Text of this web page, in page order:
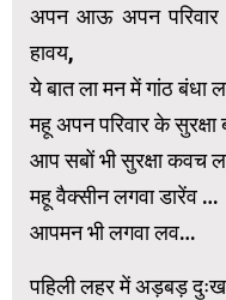
अपन आऊ अपन परिवार
हावय,
ये बात ला मन में गांठ बंधा
महू अपन परिवार के
आप सबों भी सुरक्षा कवच
महू वैक्सीन लगवा डारेंव …
आपमन भी लगवा लव…
पहिली लहर में अड़बड़ दुःख